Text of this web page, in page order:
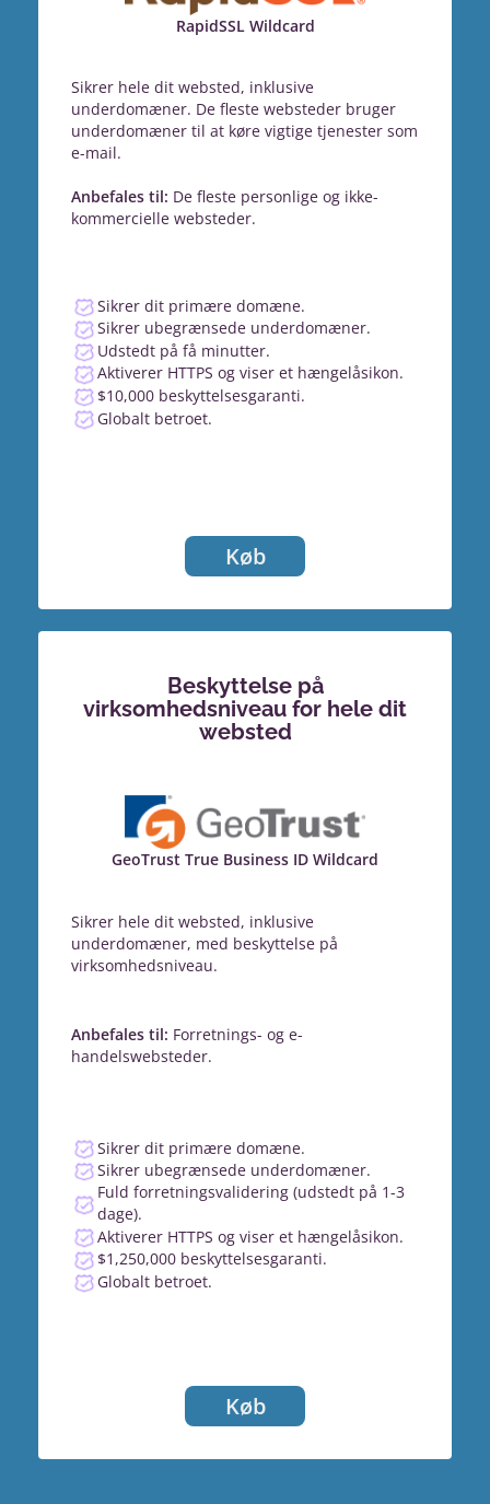
RapidSSL Wildcard
Sikrer hele dit websted, inklusive
underdomæner. De fleste websteder bruger
underdomæner til at køre vigtige tjenester som
e-mail.
Anbefales til: De fleste personlige og ikke-
kommercielle websteder.
Sikrer dit primære domæne.
Sikrer ubegrænsede underdomæner.
Udstedt på få minutter.
Aktiverer HTTPS og viser et hængelåsikon.
$10,000 beskyttelsesgaranti.
Globalt betroet.
Køb
Beskyttelse på
virksomhedsniveau for hele dit
websted
GeoTrust True Business ID Wildcard
Sikrer hele dit websted, inklusive
underdomæner, med beskyttelse på
virksomhedsniveau.
Anbefales til: Forretnings- og e-
handelswebsteder.
Sikrer dit primære domæne.
Sikrer ubegrænsede underdomæner.
Fuld forretningsvalidering (udstedt på 1-3
dage).
Aktiverer HTTPS og viser et hængelåsikon.
$1,250,000 beskyttelsesgaranti.
Globalt betroet.
Køb